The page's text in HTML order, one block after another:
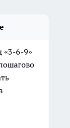
«3-6-9»